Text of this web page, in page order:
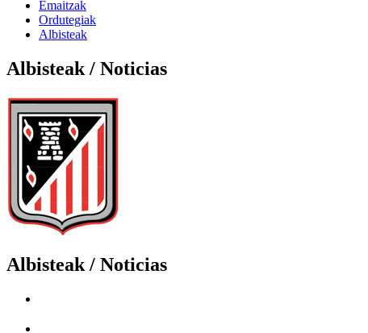
Emaitzak
Ordutegiak
Albisteak
Albisteak / Noticias
Albisteak / Noticias